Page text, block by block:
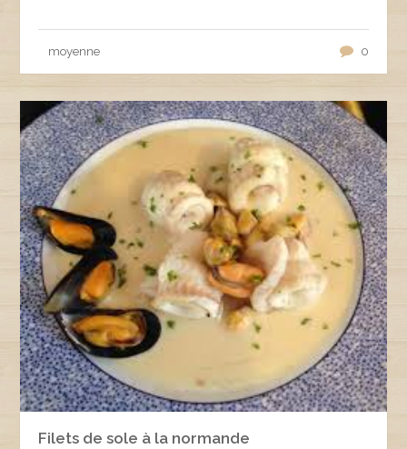
moyenne 0
Filets de sole à la normande